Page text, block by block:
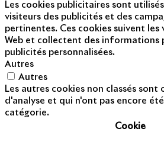
Les cookies publicitaires sont
visiteurs des publicités et des
pertinentes. Ces cookies suivent les
Web et collectent des informations
publicités personnalisées.
Autres
Autres
Les autres cookies non classés sont
d'analyse et qui n'ont pas encore été
catégorie.
Cookie